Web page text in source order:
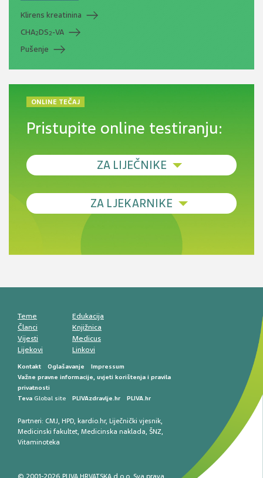
Klirens kreatinina
CHA2DS2-VA
Pušenje
ONLINE TEČAJ
Pristupite online testiranju:
ZA LIJEČNIKE
Debljina - od prevencije do personalizirane
Novi pogled na migrenu: komorbiditeti, spolne
razlike i nove terapije
smetnji do rane onkološke dijagnostike
ZA LJEKARNIKE
Antikoagulansi u ljekarničkoj praksi –
Teme
Članci
Vijesti
Lijekovi
Edukacija
Knjižnica
Medicus
Linkovi
Kontakt Oglašavanje
Impressum
Važne pravne informacije, uvjeti korištenja i pravila
privatnosti
Teva Global site PLIVAzdravlje.hr PLIVA.hr
Partneri: CMJ, HPD, kardio.hr, Liječnički vjesnik,
Medicinski fakultet, Medicinska naklada, ŠNZ,
Vitaminoteka
© 2001-2026 PLIVA HRVATSKA d.o.o. Sva prava